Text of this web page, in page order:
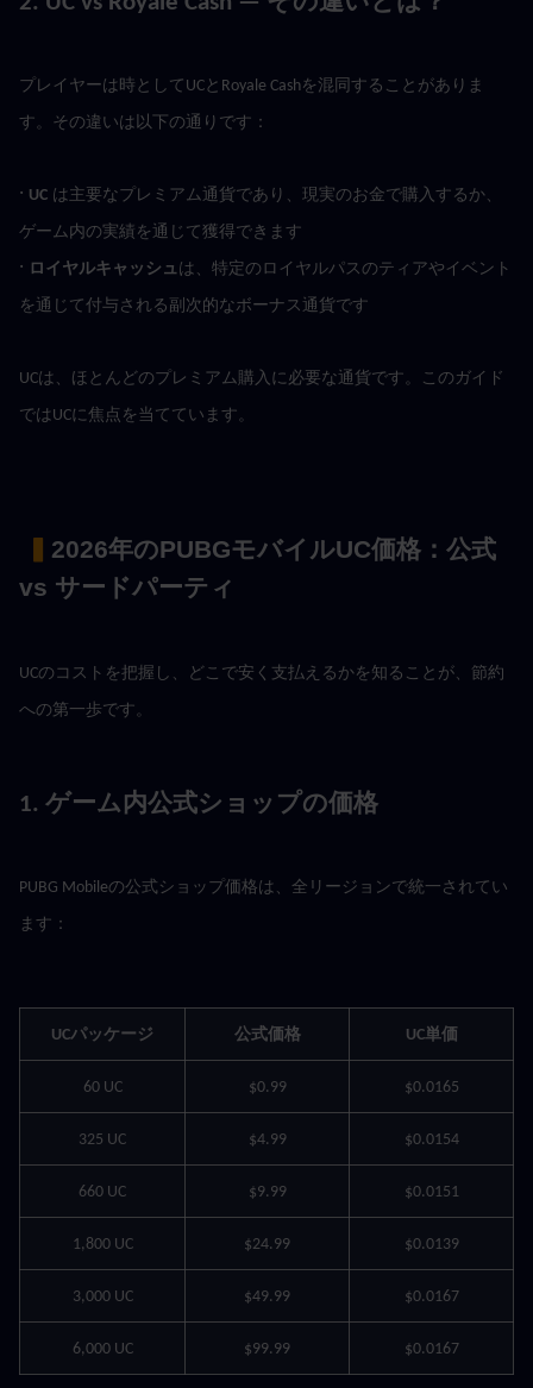
プレイヤーは時としてUCとRoyale Cashを混同することがありま
す。その違いは以下の通りです：
· UC は主要なプレミアム通貨であり、現実のお金で購入するか、
ゲーム内の実績を通じて獲得できます
· ロイヤルキャッシュは、特定のロイヤルパスのティアやイベント
を通じて付与される副次的なボーナス通貨です
UCは、ほとんどのプレミアム購入に必要な通貨です。このガイド
ではUCに焦点を当てています。
2026年のPUBGモバイルUC価格：公式
vs サードパーティ
UCのコストを把握し、どこで安く支払えるかを知ることが、節約
への第一歩です。
1. ゲーム内公式ショップの価格
PUBG Mobileの公式ショップ価格は、全リージョンで統一されてい
ます：
UCパッケージ 公式価格 UC単価
60 UC $0.99 $0.0165
325 UC $4.99 $0.0154
660 UC $9.99 $0.0151
1,800 UC $24.99 $0.0139
3,000 UC $49.99 $0.0167
6,000 UC $99.99 $0.0167